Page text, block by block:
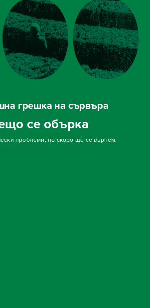
грешка на сървъра
се обърка
проблеми, но скоро ще се върнем.